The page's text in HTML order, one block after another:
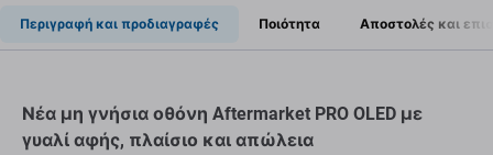
Περιγραφή και προδιαγραφές Ποιότητα Αποστολές και
Νέα μη γνήσια οθόνη Aftermarket PRO OLED με
γυαλί αφής, πλαίσιο και απώλεια